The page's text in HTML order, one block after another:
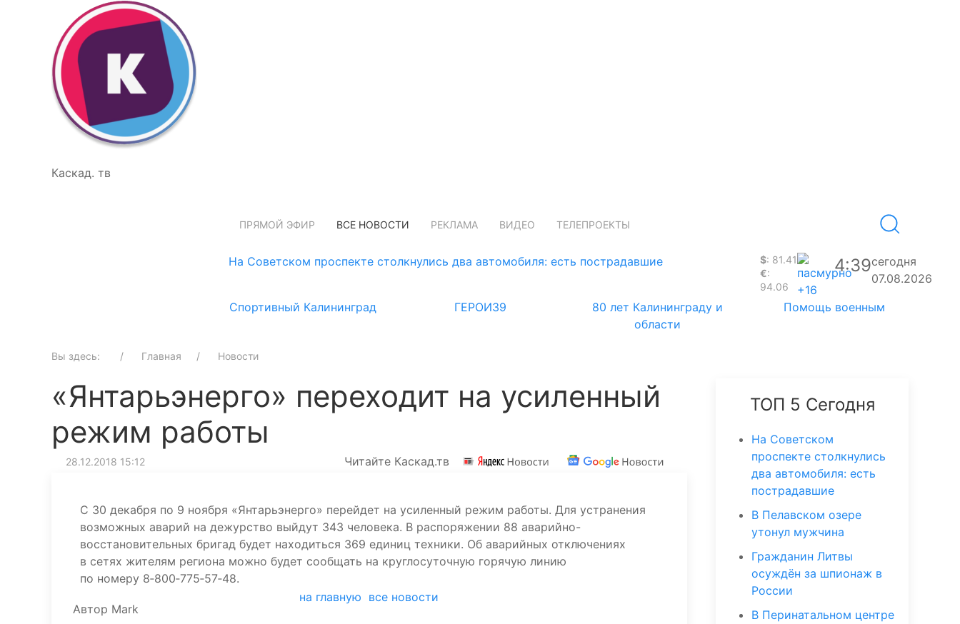
Каскад. тв
ПРЯМОЙ ЭФИР ВСЕ НОВОСТИ РЕКЛАМА ВИДЕО ТЕЛЕПРОЕКТЫ
На Советском проспекте столкнулись два автомобиля: есть пострадавшие $: 81.41
€:
94.06
+16
4:39сегодня
07.08.2026
Спортивный Калининград
ГЕРОИ39
80 лет Калининграду и
области
Помощь военным
Вы здесь: Главная Новости
«Янтарьэнерго» переходит на усиленный
режим работы
28.12.2018 15:12 Читайте Каскад.тв
С 30 декабря по 9 ноября «Янтарьэнерго» перейдет на усиленный режим работы. Для устранения
возможных аварий на дежурство выйдут 343 человека. В распоряжении 88 аварийно-
восстановительных бригад будет находиться 369 единиц техники. Об аварийных отключениях
в сетях жителям региона можно будет сообщать на круглосуточную горячую линию
по номеру 8‑800‑775‑57‑48.
Автор Mark
на главную все новости
ТОП 5 Сегодня
На Советском
проспекте столкнулись
два автомобиля: есть
пострадавшие
В Пелавском озере
утонул мужчина
Гражданин Литвы
осуждён за шпионаж в
России
В Перинатальном центре